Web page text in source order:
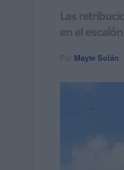
Las
en el
Por Mayte Solán